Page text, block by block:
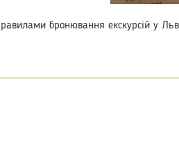
бронювання екскурсій у